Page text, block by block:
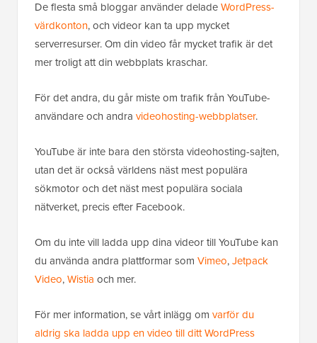
De flesta små bloggar använder deladeWordPress-
värdkonton, och videor kan ta upp mycket
serverresurser. Om din video får mycket trafik är det
mer troligt att din webbplats kraschar.
För det andra, du går miste om trafik från YouTube-
användare och andra videohosting-webbplatser.
YouTube är inte bara den största videohosting-sajten,
utan det är också världens näst mest populära
sökmotor och det näst mest populära sociala
nätverket, precis efter Facebook.
Om du inte vill ladda upp dina videor till YouTube kan
du använda andra plattformar som Vimeo,Jetpack
Video,Wistia och mer.
För mer information, se vårt inlägg om varför du
aldrig ska ladda upp en video till ditt WordPress